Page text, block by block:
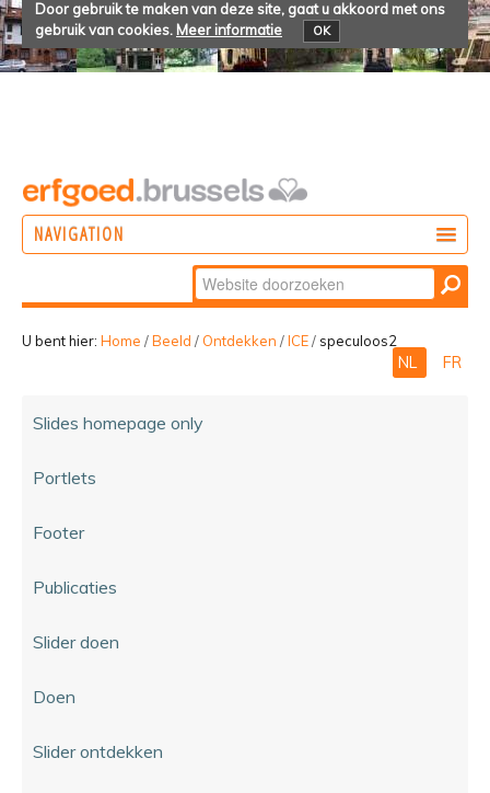
Door gebruik te maken van deze site, gaat u akkoord met ons
gebruik van cookies. Meer informatie OK
NAVIGATION
Zoek
Geavanceerd
zoeken...
U bent hier: Home /Beeld / Ontdekken /ICE/ speculoos2
NL FR
Slides homepage only
Portlets
Footer
Publicaties
Slider doen
Doen
Slider ontdekken